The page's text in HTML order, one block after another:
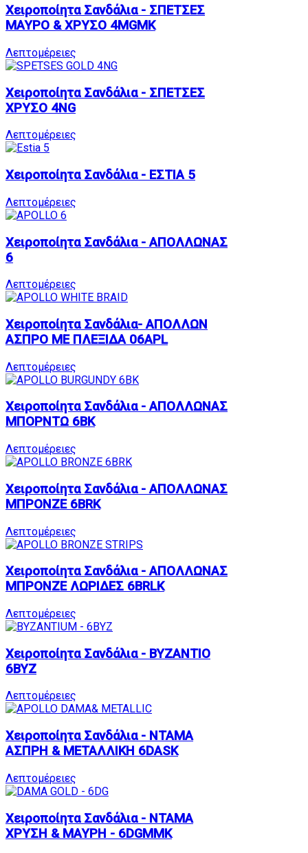
Χειροποίητα Σανδάλια - ΣΠΕΤΣΕΣ
ΜΑΥΡΟ & ΧΡΥΣΟ 4MGMK
Λεπτομέρειες
Χειροποίητα Σανδάλια - ΣΠΕΤΣΕΣ
ΧΡΥΣΟ 4NG
Λεπτομέρειες
Χειροποίητα Σανδάλια - ΕΣΤΙΑ 5
Λεπτομέρειες
Χειροποίητα Σανδάλια - ΑΠΟΛΛΩΝΑΣ
6
Λεπτομέρειες
Χειροποίητα Σανδάλια- ΑΠΟΛΛΩΝ
ΑΣΠΡΟ ΜΕ ΠΛΕΞΙΔΑ 06APL
Λεπτομέρειες
Χειροποίητα Σανδάλια - ΑΠΟΛΛΩΝΑΣ
ΜΠΟΡΝΤΩ 6BK
Λεπτομέρειες
Χειροποίητα Σανδάλια - ΑΠΟΛΛΩΝΑΣ
ΜΠΡΟΝΖΕ 6BRK
Λεπτομέρειες
Χειροποίητα Σανδάλια - ΑΠΟΛΛΩΝΑΣ
ΜΠΡΟΝΖΕ ΛΩΡΙΔΕΣ 6BRLK
Λεπτομέρειες
Χειροποίητα Σανδάλια - ΒΥΖΑΝΤΙΟ
6BYZ
Λεπτομέρειες
Χειροποίητα Σανδάλια - ΝΤΑΜΑ
ΑΣΠΡΗ & ΜΕΤΑΛΛΙΚΗ 6DASK
Λεπτομέρειες
Χειροποίητα Σανδάλια - ΝΤΑΜΑ
ΧΡΥΣΗ & ΜΑΥΡΗ - 6DGMMK